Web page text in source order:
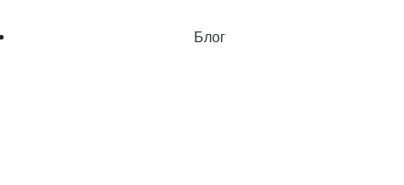
Блог